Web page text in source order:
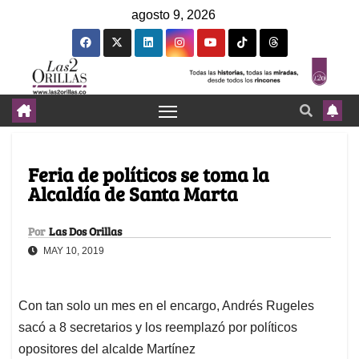
agosto 9, 2026
Feria de políticos se toma la
Alcaldía de Santa Marta
Por Las Dos Orillas
MAY 10, 2019
Con tan solo un mes en el encargo, Andrés Rugeles
sacó a 8 secretarios y los reemplazó por políticos
opositores del alcalde Martínez